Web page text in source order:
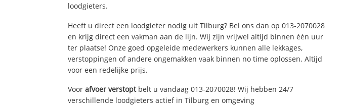
loodgieters.
Heeft u direct een loodgieter nodig uit Tilburg? Bel ons dan op 013-2070028
en krijg direct een vakman aan de lijn. Wij zijn vrijwel altijd binnen één uur
ter plaatse! Onze goed opgeleide medewerkers kunnen alle lekkages,
verstoppingen of andere ongemakken vaak binnen no time oplossen. Altijd
voor een redelijke prijs.
Voorafvoer verstoptbelt u vandaag 013-2070028! Wij hebben 24/7
verschillende loodgieters actief in Tilburg en omgeving